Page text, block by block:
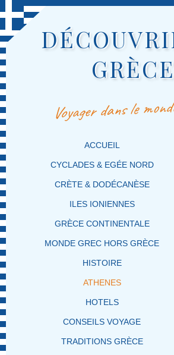
GRÈCE
Voyager dans le
MENU PRINCIPAL
MASQUER LA NAVIGATION PRINCIPALE
MASQUER LA NAVIGATION
ACCUEIL
CYCLADES & EGÉE NORD
CRÈTE & DODÉCANÈSE
ILES IONIENNES
GRÈCE CONTINENTALE
MONDE GREC HORS GRÈCE
HISTOIRE
ATHENES
HOTELS
CONSEILS VOYAGE
TRADITIONS GRÈCE